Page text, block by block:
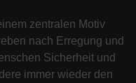
zentralen Motiv
nach Erregung und
Sicherheit und
immer wieder den